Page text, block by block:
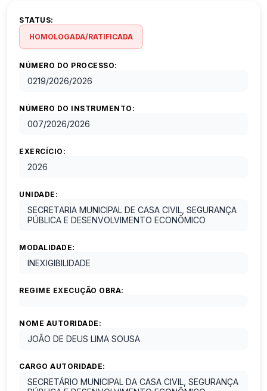
STATUS:
HOMOLOGADA/RATIFICADA
NÚMERO DO PROCESSO:
0219/2026/2026
NÚMERO DO INSTRUMENTO:
007/2026/2026
EXERCÍCIO:
2026
UNIDADE:
SECRETARIA MUNICIPAL DE CASA CIVIL, SEGURANÇA
PÚBLICA E DESENVOLVIMENTO ECONÔMICO
MODALIDADE:
INEXIGIBILIDADE
REGIME EXECUÇÃO OBRA:
NOME AUTORIDADE:
JOÃO DE DEUS LIMA SOUSA
CARGO AUTORIDADE:
SECRETÁRIO MUNICIPAL DA CASA CIVIL, SEGURANÇA